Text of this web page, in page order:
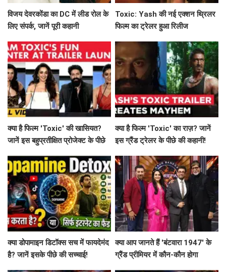
विजय देवरकोंडा का DC में लीड रोल के
लिए संपर्क, जानें पूरी कहानी
Toxic: Yash की नई एक्शन थ्रिलर
फिल्म का ट्रेलर हुआ रिलीज
क्या है फिल्म 'Toxic' की खासियत?
जानें इस बहुप्रतीक्षित प्रोजेक्ट के पीछे
क्या है फिल्म 'Toxic' का राज़? जानें
इस ग्रैंड ट्रेलर के पीछे की कहानी!
क्या डोपामाइन डिटॉक्स सच में फायदेमंद
है? जानें इसके पीछे की सच्चाई!
क्या आप जानते हैं 'बंटवारा 1947' के
ग्रैंड प्रीमियर में कौन-कौन होगा